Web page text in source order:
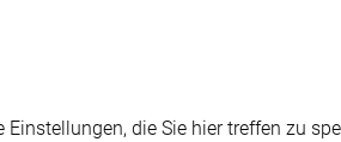
die Sie hier treffen zu